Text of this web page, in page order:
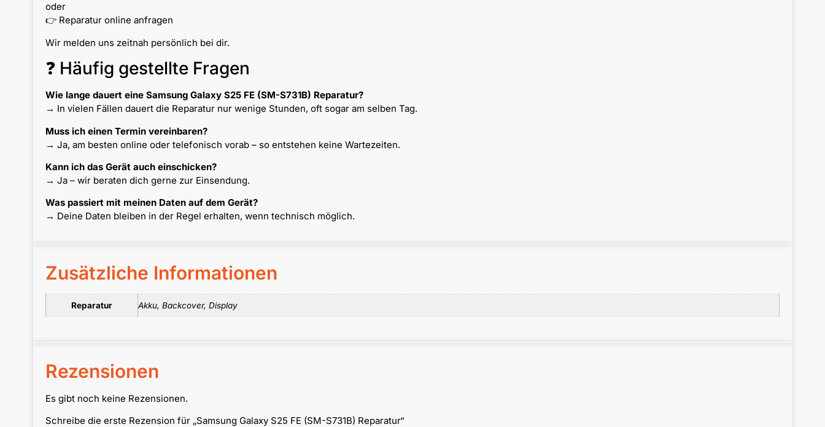
oder
👉 Reparatur online anfragen
Wir melden uns zeitnah persönlich bei dir.
❓ Häufig gestellte Fragen
Wie lange dauert eine Samsung Galaxy S25 FE (SM-S731B) Reparatur?
→ In vielen Fällen dauert die Reparatur nur wenige Stunden, oft sogar am selben Tag.
Muss ich einen Termin vereinbaren?
→ Ja, am besten online oder telefonisch vorab – so entstehen keine Wartezeiten.
Kann ich das Gerät auch einschicken?
→ Ja – wir beraten dich gerne zur Einsendung.
Was passiert mit meinen Daten auf dem Gerät?
→ Deine Daten bleiben in der Regel erhalten, wenn technisch möglich.
Zusätzliche Informationen
Reparatur Akku, Backcover, Display
Rezensionen
Es gibt noch keine Rezensionen.
Schreibe die erste Rezension für „Samsung Galaxy S25 FE (SM-S731B) Reparatur“